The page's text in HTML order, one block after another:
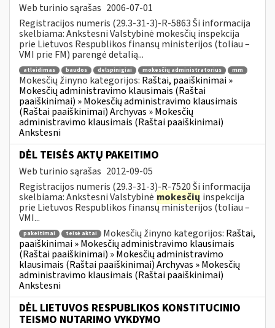
Web turinio sąrašas 2006-07-01
Registracijos numeris (29.3-31-3)-R-5863 Ši informacija
skelbiama: Ankstesni Valstybinė mokesčių inspekcija
prie Lietuvos Respublikos finansų ministerijos (toliau –
VMI prie FM) parengė detalią...
atleidimas baudos delspinigiai mokesčių administratorius mm
Mokesčių žinyno kategorijos: Raštai, paaiškinimai »
Mokesčių administravimo klausimais (Raštai
paaiškinimai) » Mokesčių administravimo klausimais
(Raštai paaiškinimai) Archyvas » Mokesčių
administravimo klausimais (Raštai paaiškinimai)
Ankstesni
DĖL TEISĖS AKTŲ PAKEITIMO
Web turinio sąrašas 2012-09-05
Registracijos numeris (29.3-31-3)-R-7520 Ši informacija
skelbiama: Ankstesni Valstybinė mokesčių inspekcija
prie Lietuvos Respublikos finansų ministerijos (toliau –
VMI...
pakeitimai teisė aktai Mokesčių žinyno kategorijos: Raštai,
paaiškinimai » Mokesčių administravimo klausimais
(Raštai paaiškinimai) » Mokesčių administravimo
klausimais (Raštai paaiškinimai) Archyvas » Mokesčių
administravimo klausimais (Raštai paaiškinimai)
Ankstesni
DĖL LIETUVOS RESPUBLIKOS KONSTITUCINIO
TEISMO NUTARIMO VYKDYMO